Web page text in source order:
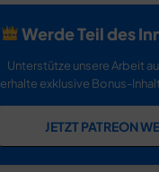
Werde Teil des
Unterstütze unsere Arbeit
erhalte exklusive Bonus-
JETZT PATREON